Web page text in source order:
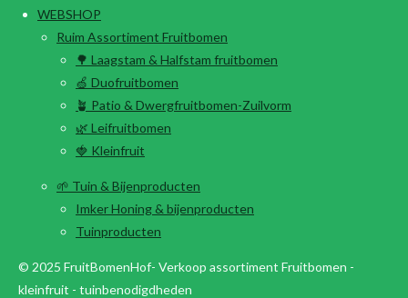
WEBSHOP
Ruim Assortiment Fruitbomen
🌳 Laagstam & Halfstam fruitbomen
🍏 Duofruitbomen
🪴 Patio & Dwergfruitbomen-Zuilvorm
🌿 Leifruitbomen
🍓 Kleinfruit
🌱 Tuin & Bijenproducten
Imker Honing & bijenproducten
Tuinproducten
© 2025 FruitBomenHof- Verkoop assortiment Fruitbomen -
kleinfruit - tuinbenodigdheden